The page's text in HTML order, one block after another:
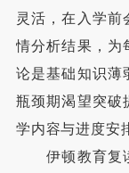
灵活，在入学前
情分析结果，为
论是基础知识薄
瓶颈期渴望突破
学内容与进度安
伊顿教育复读